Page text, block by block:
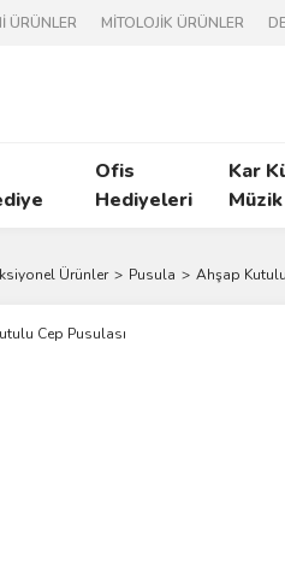
ÜRÜNLER MİTOLOJİK ÜRÜNLER
Ofis
Hediyeleri
Kar
Ürünler Pusula Ahşap